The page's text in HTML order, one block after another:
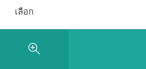
เลือก